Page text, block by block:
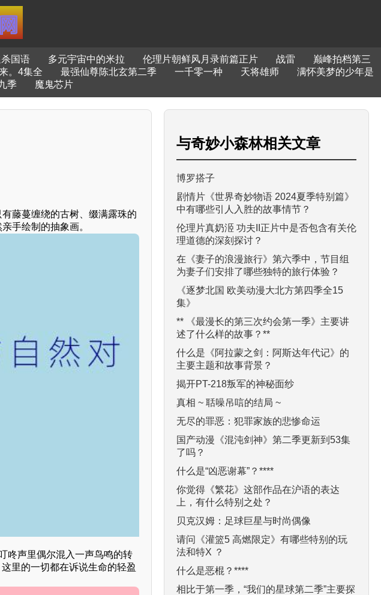
国语 多元宇宙中的米拉 伦理片朝鲜风月录前篇正片 战雷
巅峰拍档第三
。4集全 最强仙尊陈北玄第二季 一千零一种 天将雄师
满怀美梦的少年是
季 魔鬼芯片
藤蔓缠绕的古树、缀满露珠的
手绘制的抽象画。
咚声里偶尔混入一声鸟鸣的转
里的一切都在诉说生命的轻盈
与奇妙小森林相关文章
博罗搭子
剧情片《世界奇妙物语 2024夏季特别篇》
中有哪些引人入胜的故事情节？
伦理片真奶洍 功夫II正片中是否包含有关伦
理道德的深刻探讨？
在《妻子的浪漫旅行》第六季中，节目组
为妻子们安排了哪些独特的旅行体验？
《逐梦北国 欧美动漫大北方第四季全15
集》
** 《最漫长的第三次约会第一季》主要讲
述了什么样的故事？**
什么是《阿拉蒙之剑：阿斯达年代记》的
主要主题和故事背景？
揭开PT-218叛军的神秘面纱
真相 ~ 聒噪吊唁的结局 ~
无尽的罪恶：犯罪家族的悲惨命运
国产动漫《混沌剑神》第二季更新到53集
了吗？
什么是“凶恶谢幕”？****
你觉得《繁花》这部作品在沪语的表达
上，有什么特别之处？
贝克汉姆：足球巨星与时尚偶像
请问《灌篮5 高燃限定》有哪些特别的玩
法和特X ？
什么是恶棍？****
相比于第一季，“我们的星球第二季”主要探